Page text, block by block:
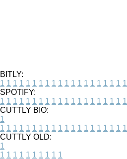
BITLY:
1 1 1 1 1 1 1 1 1 1 1 1 1 1 1 1 1 1 1 1
SPOTIFY:
1 1 1 1 1 1 1 1 1 1 1 1 1 1 1 1 1 1 1 1
CUTTLY BIO:
1
1 1 1 1 1 1 1 1 1 1 1 1 1 1 1 1 1 1 1 1
CUTTLY OLD:
1
1 1 1 1 1 1 1 1 1 1